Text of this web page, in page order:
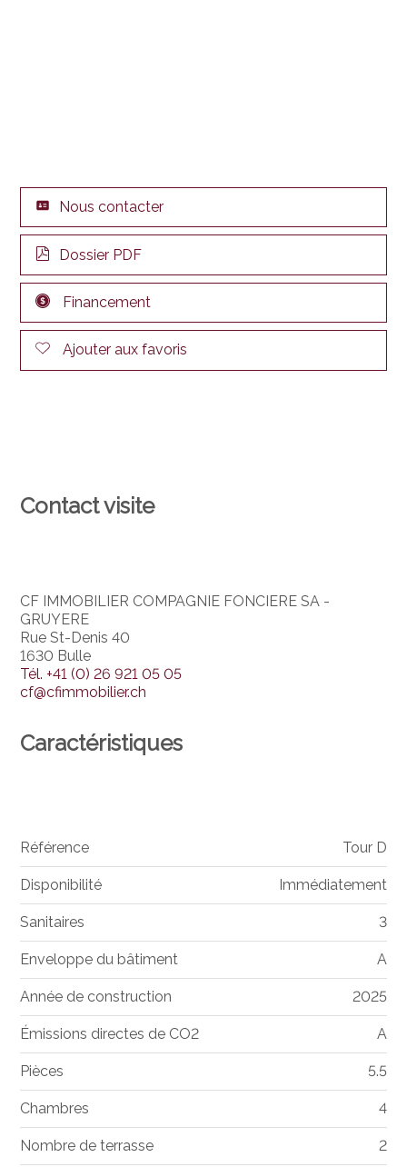
Nous contacter
Dossier PDF
Financement
Ajouter aux favoris
Contact visite
CF IMMOBILIER COMPAGNIE FONCIERE SA -
GRUYERE
Rue St-Denis 40
1630 Bulle
Tél.+41 (0) 26 921 05 05
cf@cfimmobilier.ch
Caractéristiques
Référence Tour D
Disponibilité Immédiatement
Sanitaires 3
Enveloppe du bâtiment A
Année de construction 2025
Émissions directes de CO2 A
Pièces 5.5
Chambres 4
Nombre de terrasse 2